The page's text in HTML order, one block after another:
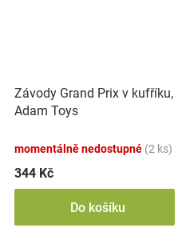
Závody Grand Prix v kufříku,
Adam Toys
momentálně nedostupné (2 ks)
344 Kč
Do košíku